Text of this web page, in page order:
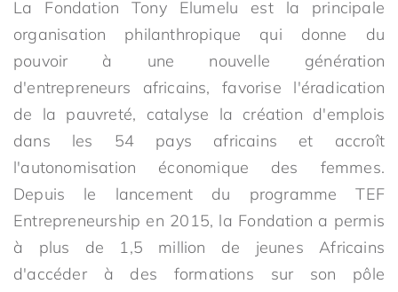
La Fondation Tony Elumelu est la principale
organisation philanthropique qui donne du
pouvoir à une nouvelle génération
d'entrepreneurs africains, favorise l'éradication
de la pauvreté, catalyse la création d'emplois
dans les 54 pays africains et accroît
l'autonomisation économique des femmes.
Depuis le lancement du programme TEF
Entrepreneurship en 2015, la Fondation a permis
à plus de 1,5 million de jeunes Africains
d'accéder à des formations sur son pôle